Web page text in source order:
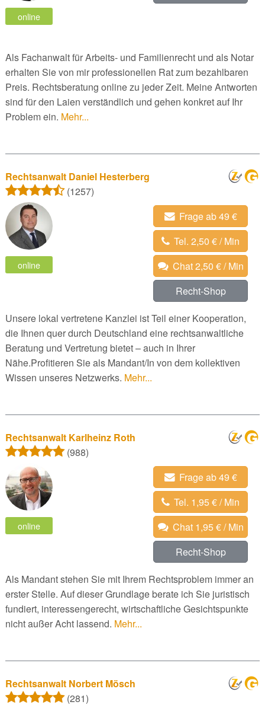
online
Als Fachanwalt für Arbeits- und Familienrecht und als Notar
erhalten Sie von mir professionellen Rat zum bezahlbaren
Preis. Rechtsberatung online zu jeder Zeit. Meine Antworten
sind für den Laien verständlich und gehen konkret auf Ihr
Problem ein. Mehr...
Rechtsanwalt Daniel Hesterberg
(1257)
online
Frage ab 49 €
Tel. 2,50 € / Min
Chat 2,50 € / Min
Recht-Shop
Unsere lokal vertretene Kanzlei ist Teil einer Kooperation,
die Ihnen quer durch Deutschland eine rechtsanwaltliche
Beratung und Vertretung bietet – auch in Ihrer
Nähe.Profitieren Sie als Mandant/In von dem kollektiven
Wissen unseres Netzwerks. Mehr...
Rechtsanwalt Karlheinz Roth
(988)
online
Frage ab 49 €
Tel. 1,95 € / Min
Chat 1,95 € / Min
Recht-Shop
Als Mandant stehen Sie mit Ihrem Rechtsproblem immer an
erster Stelle. Auf dieser Grundlage berate ich Sie juristisch
fundiert, interessengerecht, wirtschaftliche Gesichtspunkte
nicht außer Acht lassend. Mehr...
Rechtsanwalt Norbert Mösch
(281)